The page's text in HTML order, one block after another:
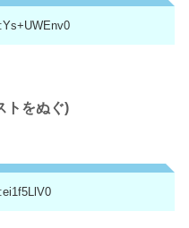
トをぬぐ)